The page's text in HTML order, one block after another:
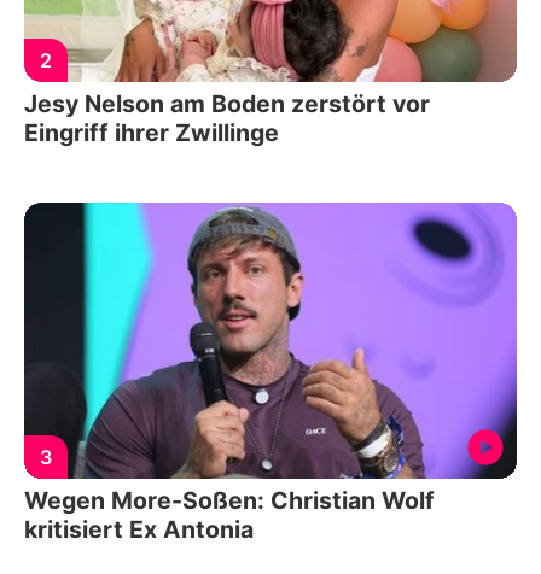
2
Jesy Nelson am Boden zerstört vor
Eingriff ihrer Zwillinge
3
Wegen More-Soßen: Christian Wolf
kritisiert Ex Antonia